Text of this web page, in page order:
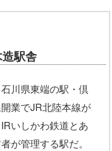
駅舎
川県東端の駅・倶
業でJR北陸本線が
いしかわ鉄道とあ
が管理する駅だ。